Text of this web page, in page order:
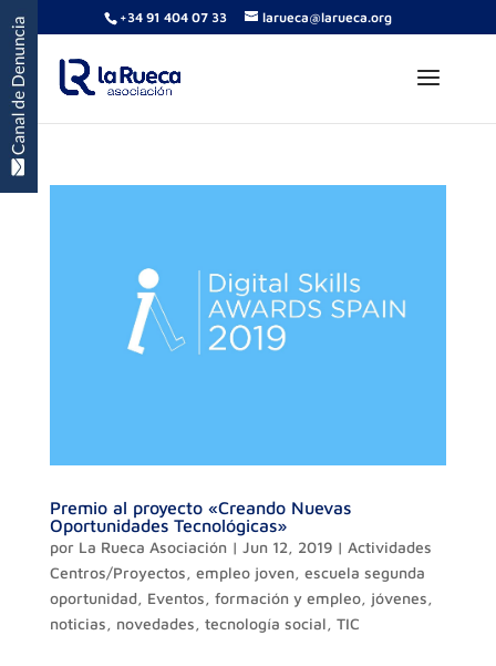
+34 91 404 07 33 larueca@larueca.org
Premio al proyecto «Creando Nuevas
Oportunidades Tecnológicas»
por La Rueca Asociación| Jun 12, 2019| Actividades
Centros/Proyectos, empleo joven, escuela segunda
oportunidad, Eventos, formación y empleo, jóvenes,
noticias, novedades, tecnología social, TIC